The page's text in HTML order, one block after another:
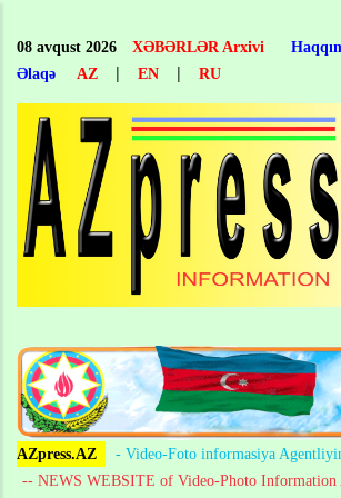
main
content
08 avqust 2026 XƏBƏRLƏR Arxivi
Əlaqə
AZ | EN | RU
AZpress.AZ
- Video-Foto informasiya
-- NEWS WEBSITE of Video-Photo Information